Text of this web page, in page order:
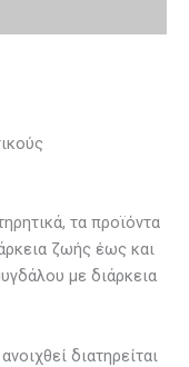
τα προϊόντα
ζωής έως και
με διάρκεια
διατηρείται